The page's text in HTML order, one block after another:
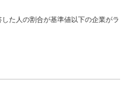
た人の割合が基準値以下の企業がラ